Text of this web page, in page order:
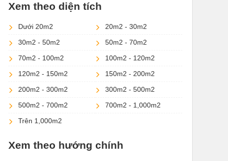
Xem theo diện tích
Dưới 20m2
20m2 - 30m2
30m2 - 50m2
50m2 - 70m2
70m2 - 100m2
100m2 - 120m2
120m2 - 150m2
150m2 - 200m2
200m2 - 300m2
300m2 - 500m2
500m2 - 700m2
700m2 - 1,000m2
Trên 1,000m2
Xem theo hướng chính